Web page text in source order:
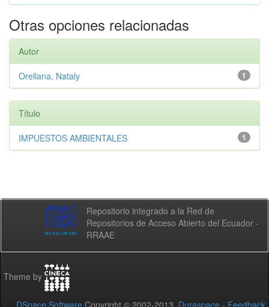
Otras opciones relacionadas
Autor
1
Orellana, Nataly
Título
1
IMPUESTOS AMBIENTALES
Repositorio integrado a la Red de
Repositorios de Acceso Abierto del Ecuador -
RRAAE
Theme by
DSpace Software Copyright © 2002-2013 Duraspace - Feedback